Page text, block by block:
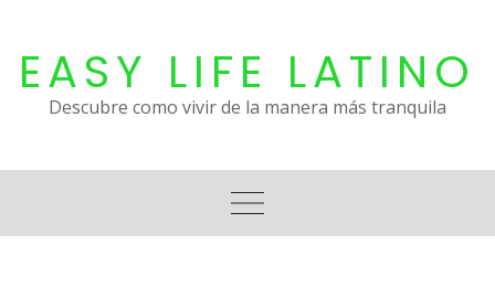
content
EASY LIFE LATINO
Descubre como vivir de la manera más tranquila